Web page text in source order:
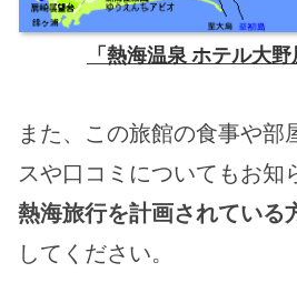
「熱海温泉 ホテル大
また、この旅館の食事や部
スや口コミについてもお知
熱海旅行を計画されている
してください。